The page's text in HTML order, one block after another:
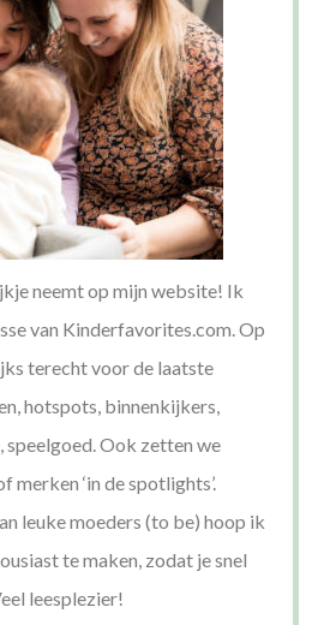
neemt op mijn website! Ik
van Kinderfavorites.com. Op
terecht voor de laatste
hotspots, binnenkijkers,
Ook zetten we
merken ‘in de spotlights’.
leuke moeders (to be) hoop ik
te maken, zodat je snel
leesplezier!